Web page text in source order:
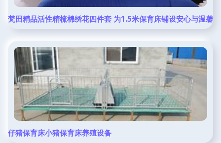
梵田精品活性精梳棉绣花四件套 为1.5米保育床铺设安心与温馨
仔猪保育床小猪保育床养殖设备